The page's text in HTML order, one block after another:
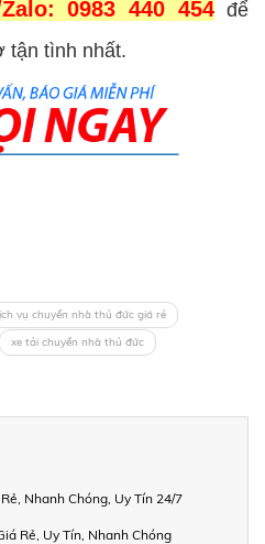
0983 440 454 để
tận tình nhất.
vụ chuyển nhà thủ đức giá rẻ
xe tải chuyển nhà thủ đức
Nhanh Chóng, Uy Tín 24/7
Rẻ, Uy Tín, Nhanh Chóng